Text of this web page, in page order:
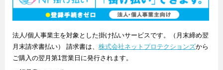
法人/個人事業主を対象とした掛け払いサービスです。（月末締め翌
月末請求書払い） 請求書は、 株式会社ネットプロテクションズから
ご購入の翌月第1営業日に発行されます。